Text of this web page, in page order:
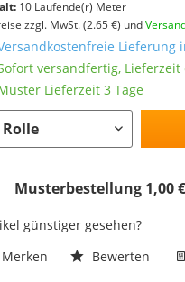
10 Laufende(r) Meter
zzgl. MwSt.(2.65 €) und
Lieferung
versandfertig, Lieferzeit
Lieferzeit 3 Tage
Musterbestellung 1,00
günstiger gesehen?
Merken
Bewerten